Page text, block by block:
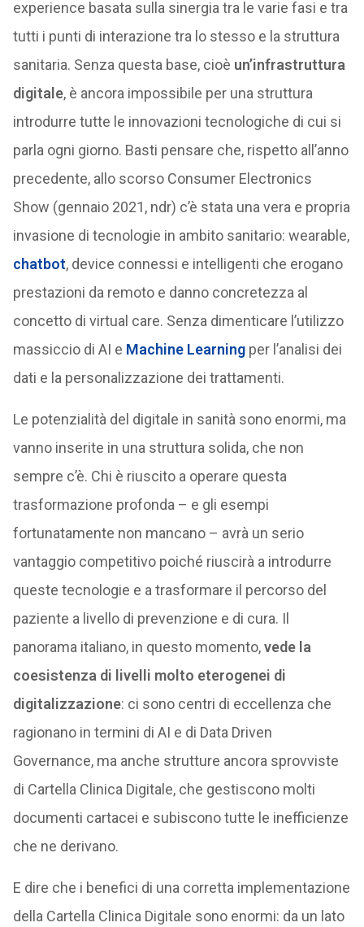
experience basata sulla sinergia tra le varie fasi e tra
tutti i punti di interazione tra lo stesso e la struttura
sanitaria. Senza questa base, cioè un’infrastruttura
digitale, è ancora impossibile per una struttura
introdurre tutte le innovazioni tecnologiche di cui si
parla ogni giorno. Basti pensare che, rispetto all’anno
precedente, allo scorso Consumer Electronics
Show (gennaio 2021, ndr) c’è stata una vera e propria
invasione di tecnologie in ambito sanitario: wearable,
chatbot, device connessi e intelligenti che erogano
prestazioni da remoto e danno concretezza al
concetto di virtual care. Senza dimenticare l’utilizzo
massiccio di AI e Machine Learningper l’analisi dei
dati e la personalizzazione dei trattamenti.
Le potenzialità del digitale in sanità sono enormi, ma
vanno inserite in una struttura solida, che non
sempre c’è. Chi è riuscito a operare questa
trasformazione profonda – e gli esempi
fortunatamente non mancano – avrà un serio
vantaggio competitivo poiché riuscirà a introdurre
queste tecnologie e a trasformare il percorso del
paziente a livello di prevenzione e di cura. Il
panorama italiano, in questo momento,vede la
coesistenza di livelli molto eterogenei di
digitalizzazione: ci sono centri di eccellenza che
ragionano in termini di AI e di Data Driven
Governance, ma anche strutture ancora sprovviste
di Cartella Clinica Digitale, che gestiscono molti
documenti cartacei e subiscono tutte le inefficienze
che ne derivano.
E dire che i benefici di una corretta implementazione
della Cartella Clinica Digitale sono enormi: da un lato